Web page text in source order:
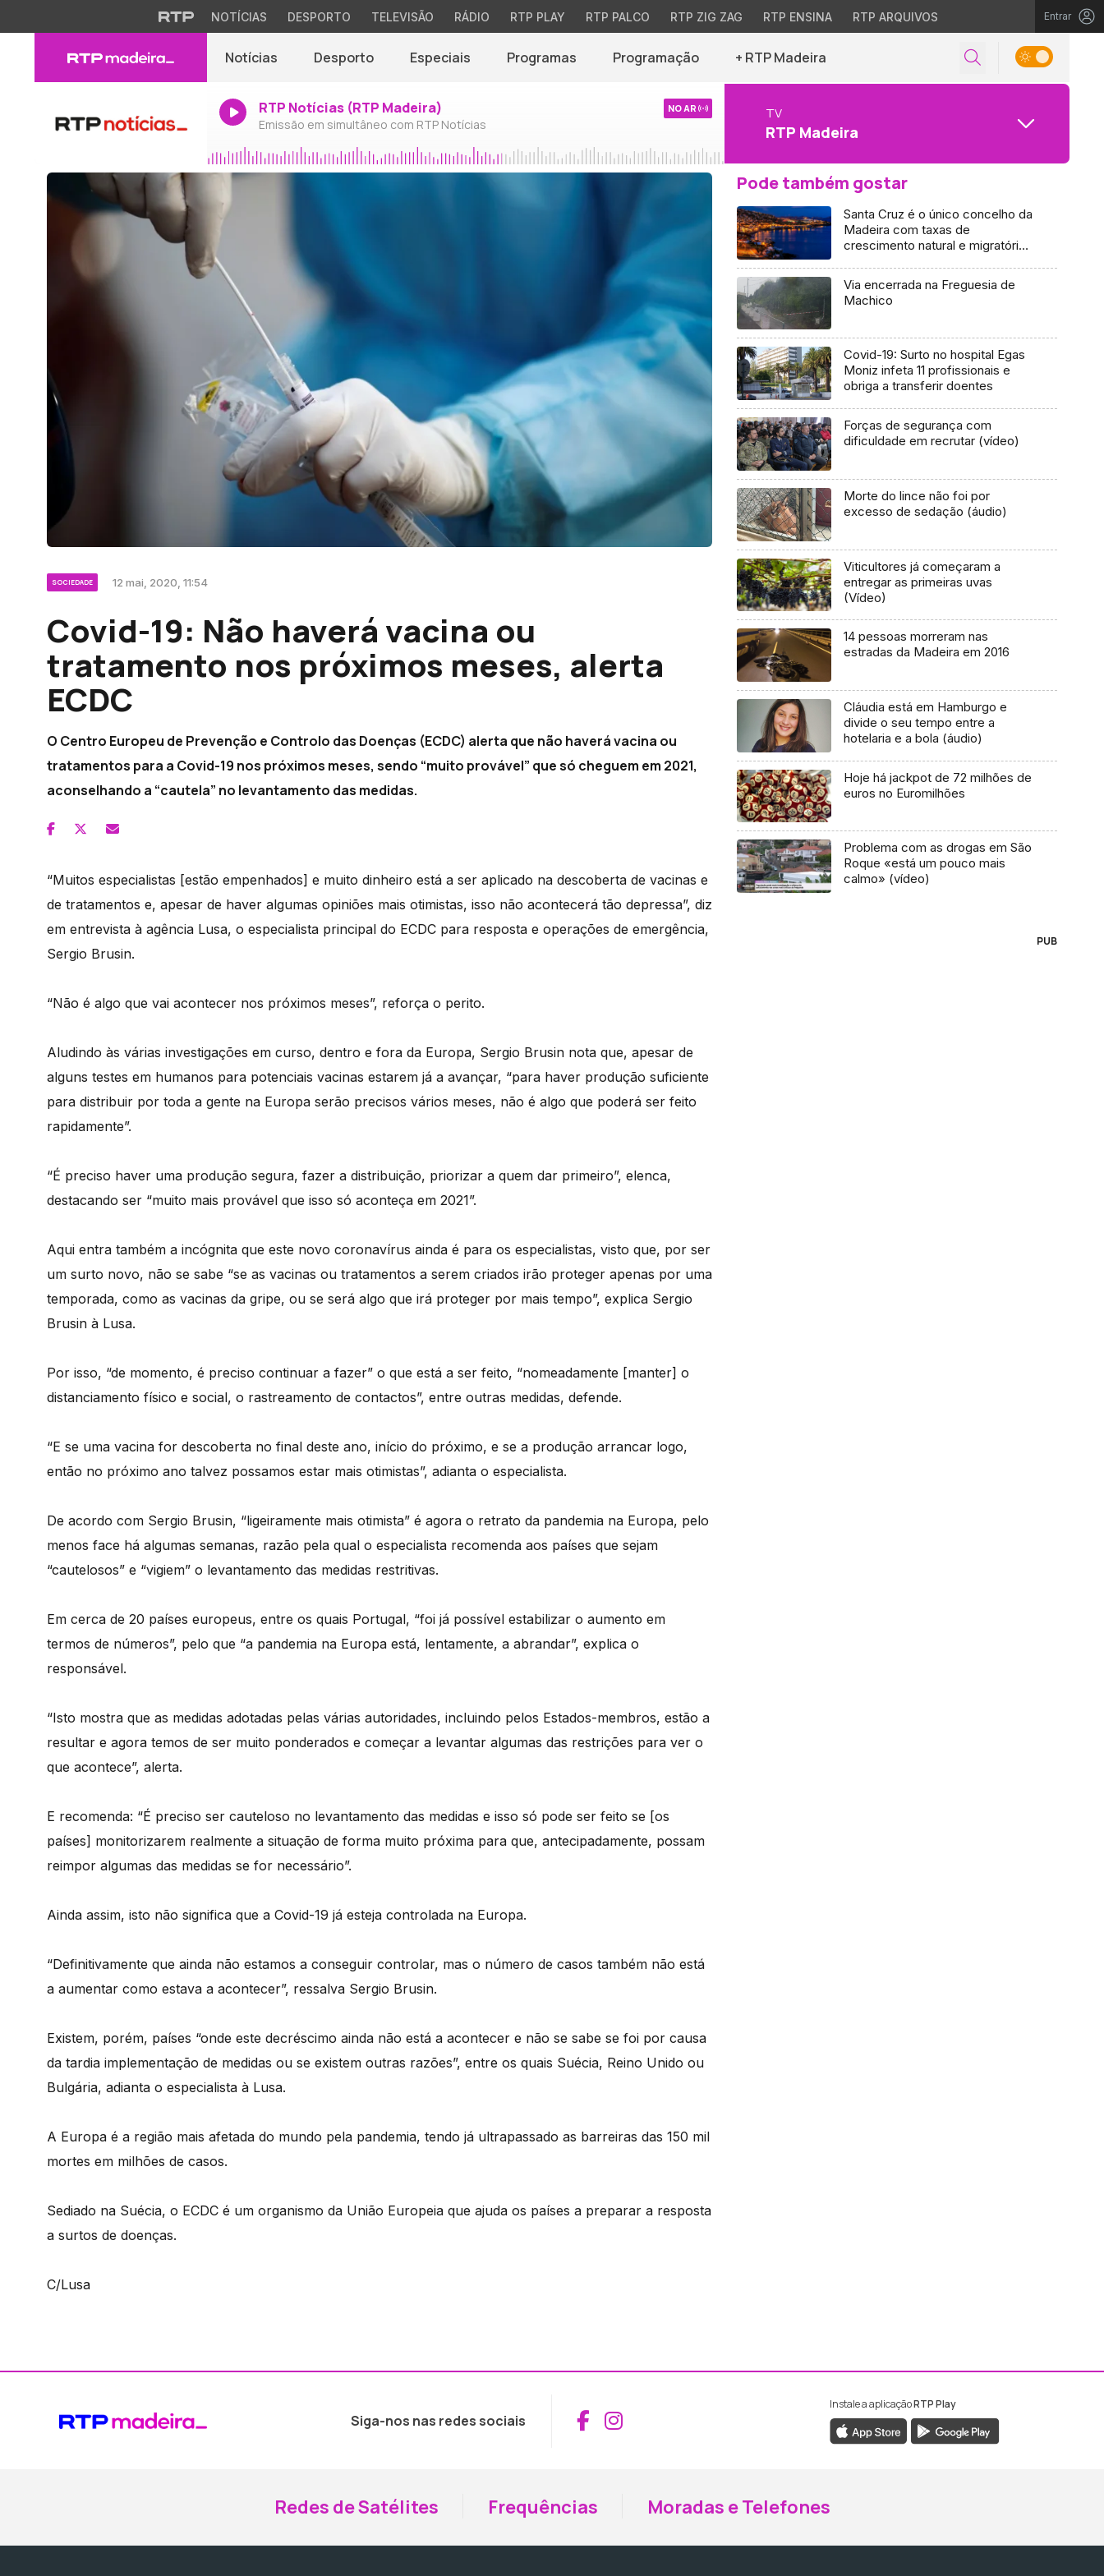
NOTÍCIAS DESPORTO TELEVISÃO RÁDIO RTP PLAY RTP PALCO RTP ZIG ZAG RTP ENSINA RTP ARQUIVOS Entrar
Notícias Desporto Especiais Programas Programação + RTP Madeira
RTP Notícias (RTP Madeira)
Emissão em simultâneo com RTP Notícias
NO AR TV
RTP Madeira
SOCIEDADE 12 mai, 2020, 11:54
Covid-19: Não haverá vacina ou
tratamento nos próximos meses, alerta
ECDC
O Centro Europeu de Prevenção e Controlo das Doenças (ECDC) alerta que não haverá vacina ou
tratamentos para a Covid-19 nos próximos meses, sendo “muito provável” que só cheguem em 2021,
aconselhando a “cautela” no levantamento das medidas.
“Muitos especialistas [estão empenhados] e muito dinheiro está a ser aplicado na descoberta de vacinas e
de tratamentos e, apesar de haver algumas opiniões mais otimistas, isso não acontecerá tão depressa”, diz
em entrevista à agência Lusa, o especialista principal do ECDC para resposta e operações de emergência,
Sergio Brusin.
“Não é algo que vai acontecer nos próximos meses”, reforça o perito.
Aludindo às várias investigações em curso, dentro e fora da Europa, Sergio Brusin nota que, apesar de
alguns testes em humanos para potenciais vacinas estarem já a avançar, “para haver produção suficiente
para distribuir por toda a gente na Europa serão precisos vários meses, não é algo que poderá ser feito
rapidamente”.
“É preciso haver uma produção segura, fazer a distribuição, priorizar a quem dar primeiro”, elenca,
destacando ser “muito mais provável que isso só aconteça em 2021”.
Aqui entra também a incógnita que este novo coronavírus ainda é para os especialistas, visto que, por ser
um surto novo, não se sabe “se as vacinas ou tratamentos a serem criados irão proteger apenas por uma
temporada, como as vacinas da gripe, ou se será algo que irá proteger por mais tempo”, explica Sergio
Brusin à Lusa.
Por isso, “de momento, é preciso continuar a fazer” o que está a ser feito, “nomeadamente [manter] o
distanciamento físico e social, o rastreamento de contactos”, entre outras medidas, defende.
“E se uma vacina for descoberta no final deste ano, início do próximo, e se a produção arrancar logo,
então no próximo ano talvez possamos estar mais otimistas”, adianta o especialista.
De acordo com Sergio Brusin, “ligeiramente mais otimista” é agora o retrato da pandemia na Europa, pelo
menos face há algumas semanas, razão pela qual o especialista recomenda aos países que sejam
“cautelosos” e “vigiem” o levantamento das medidas restritivas.
Em cerca de 20 países europeus, entre os quais Portugal, “foi já possível estabilizar o aumento em
termos de números”, pelo que “a pandemia na Europa está, lentamente, a abrandar”, explica o
responsável.
“Isto mostra que as medidas adotadas pelas várias autoridades, incluindo pelos Estados-membros, estão a
resultar e agora temos de ser muito ponderados e começar a levantar algumas das restrições para ver o
que acontece”, alerta.
E recomenda: “É preciso ser cauteloso no levantamento das medidas e isso só pode ser feito se [os
países] monitorizarem realmente a situação de forma muito próxima para que, antecipadamente, possam
reimpor algumas das medidas se for necessário”.
Ainda assim, isto não significa que a Covid-19 já esteja controlada na Europa.
“Definitivamente que ainda não estamos a conseguir controlar, mas o número de casos também não está
a aumentar como estava a acontecer”, ressalva Sergio Brusin.
Existem, porém, países “onde este decréscimo ainda não está a acontecer e não se sabe se foi por causa
da tardia implementação de medidas ou se existem outras razões”, entre os quais Suécia, Reino Unido ou
Bulgária, adianta o especialista à Lusa.
A Europa é a região mais afetada do mundo pela pandemia, tendo já ultrapassado as barreiras das 150 mil
mortes em milhões de casos.
Sediado na Suécia, o ECDC é um organismo da União Europeia que ajuda os países a preparar a resposta
a surtos de doenças.
C/Lusa
Pode também gostar
Santa Cruz é o único concelho da
Madeira com taxas de
crescimento natural e migratório
Via encerrada na Freguesia de
Machico
Covid-19: Surto no hospital Egas
Moniz infeta 11 profissionais e
obriga a transferir doentes
Forças de segurança com
dificuldade em recrutar (vídeo)
Morte do lince não foi por
excesso de sedação (áudio)
Viticultores já começaram a
entregar as primeiras uvas
(Vídeo)
14 pessoas morreram nas
estradas da Madeira em 2016
Cláudia está em Hamburgo e
divide o seu tempo entre a
hotelaria e a bola (áudio)
Hoje há jackpot de 72 milhões de
euros no Euromilhões
Problema com as drogas em São
Roque «está um pouco mais
calmo» (vídeo)
PUB
Siga-nos nas redes sociais Aceder ao Facebook da RTP Madeira
Aceder ao Instagram da RTP Madeira
Instale a aplicaçãoRTP Play
Redes de Satélites Frequências Moradas e Telefones